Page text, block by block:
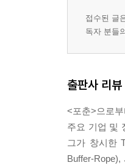
접수된 글
독자 분들
출판사 리뷰
<포춘>으로
주요 기업 및
그가 창시한
Buffer-